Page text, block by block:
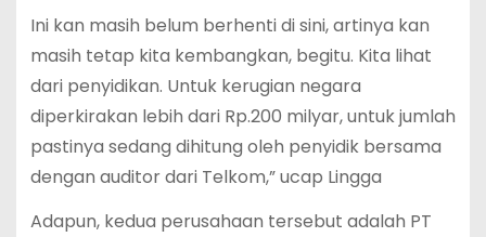
Ini kan masih belum berhenti di sini, artinya kan
masih tetap kita kembangkan, begitu. Kita lihat
dari penyidikan. Untuk kerugian negara
diperkirakan lebih dari Rp.200 milyar, untuk jumlah
pastinya sedang dihitung oleh penyidik bersama
dengan auditor dari Telkom,” ucap Lingga
Adapun, kedua perusahaan tersebut adalah PT